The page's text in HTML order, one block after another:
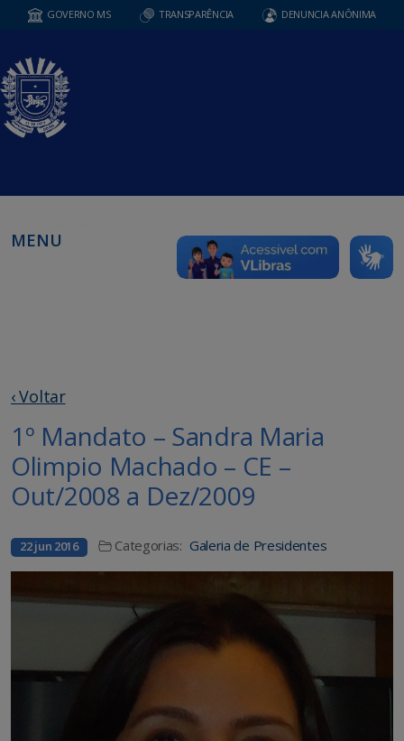
GOVERNO MS TRANSPARÊNCIA DENUNCIA ANÔNIMA
MENU
‹ Voltar
1º Mandato – Sandra Maria
Olimpio Machado – CE –
Out/2008 a Dez/2009
22 jun 2016 Categorias: Galeria de Presidentes